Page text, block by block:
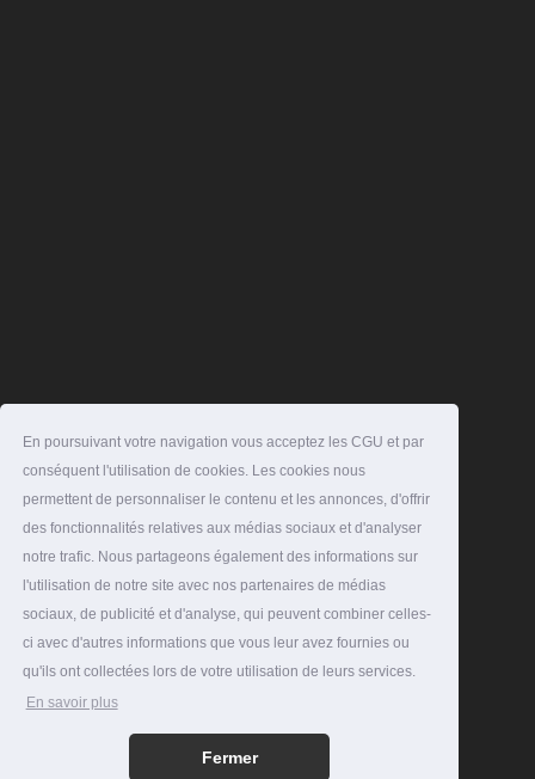
En poursuivant votre navigation vous acceptez les CGU et par
conséquent l'utilisation de cookies. Les cookies nous
permettent de personnaliser le contenu et les annonces, d'offrir
des fonctionnalités relatives aux médias sociaux et d'analyser
notre trafic. Nous partageons également des informations sur
l'utilisation de notre site avec nos partenaires de médias
sociaux, de publicité et d'analyse, qui peuvent combiner celles-
ci avec d'autres informations que vous leur avez fournies ou
qu'ils ont collectées lors de votre utilisation de leurs services.
En savoir plus
Fermer